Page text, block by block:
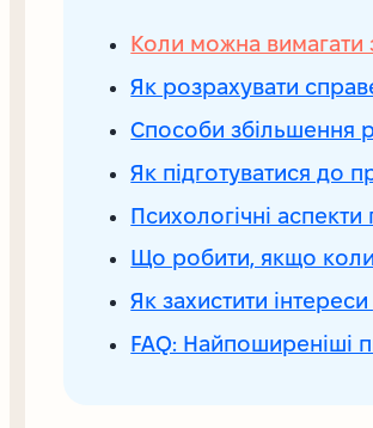
Коли можна вимагати
Як розрахувати
Способи збільшення
Як підготуватися до
Психологічні
Що робити, якщо
Як захистити
FAQ: Найпоширеніші